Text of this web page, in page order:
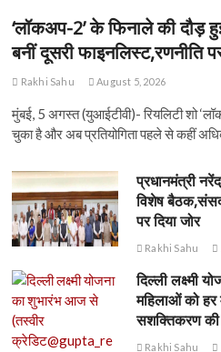
‘लॉकअप-2’ के फिनाले की दौड़
बनीं दूसरी फाइनलिस्ट,रणनीति
Rakhi Sahu August 5, 2026
मुंबई, 5 अगस्त (युआईटीवी)- रियलिटी शो
चुका है और अब प्रतियोगिता पहले से कहीं
प्रधानमंत्री
विशेष
पर दिया जोर
Rakhi Sahu
दिल्ली लक्ष्मी
महिलाओं को
सशक्तिकरण
Rakhi Sahu